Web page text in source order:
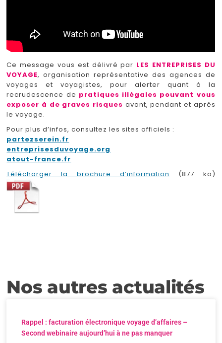
Ce message vous est délivré par LES ENTREPRISES DU
VOYAGE, organisation représentative des agences de
voyages et voyagistes, pour alerter quant à la
recrudescence de pratiques illégales pouvant vous
exposer à de graves risques avant, pendant et après
le voyage.
Pour plus d’infos, consultez les sites officiels :
partezserein.fr
entreprisesduvoyage.org
atout-france.fr
Télécharger la brochure d’information
(877 ko)
Nos autres actualités
Rappel : facturation électronique voyage d’affaires –
Second webinaire aujourd’hui à ne pas manquer